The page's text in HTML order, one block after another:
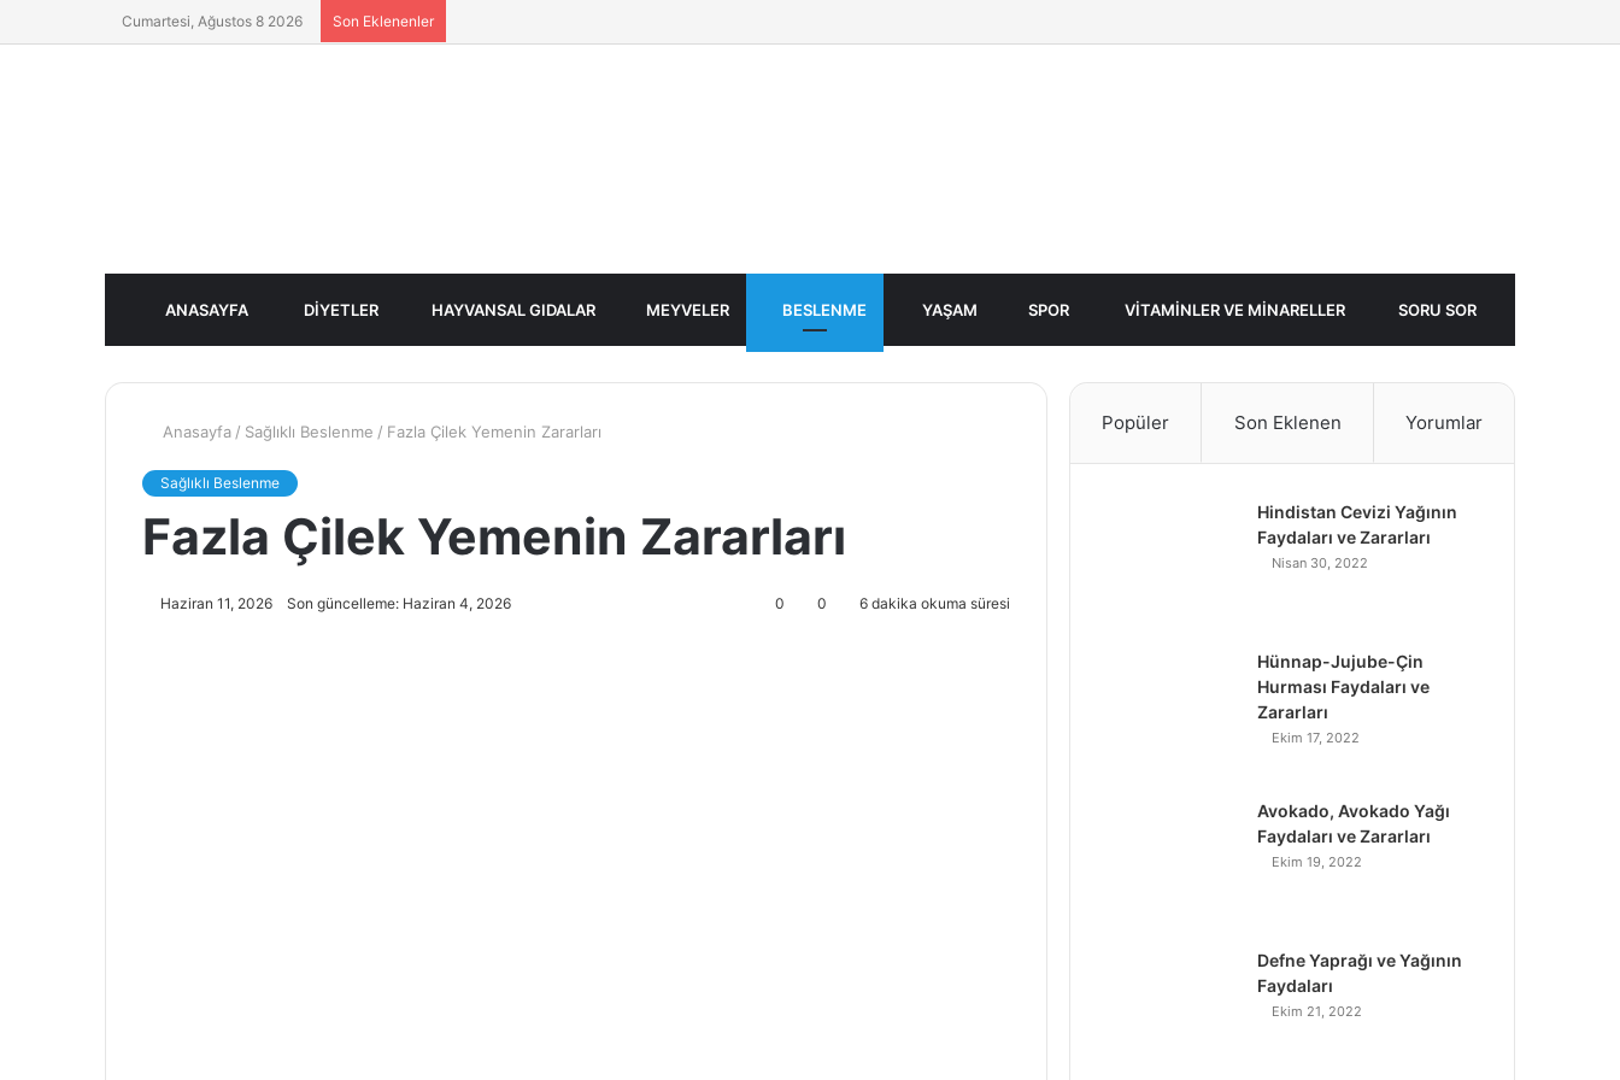
Cumartesi, Ağustos 8 2026 Son Eklenenler
ANASAYFA DIYETLER HAYVANSAL GIDALAR MEYVELER BESLENME YAŞAM SPOR VITAMINLER VE MINARELLER SORU SOR
Anasayfa / Sağlıklı Beslenme / Fazla Çilek Yemenin Zararları
Sağlıklı Beslenme
Fazla Çilek Yemenin Zararları
Haziran 11, 2026 Son güncelleme: Haziran 4, 2026 0 0 6 dakika okuma süresi
Popüler Son Eklenen Yorumlar
Hindistan Cevizi Yağının
Faydaları ve Zararları
Nisan 30, 2022
Hünnap-Jujube-Çin
Hurması Faydaları ve
Zararları
Ekim 17, 2022
Avokado, Avokado Yağı
Faydaları ve Zararları
Ekim 19, 2022
Defne Yaprağı ve Yağının
Faydaları
Ekim 21, 2022